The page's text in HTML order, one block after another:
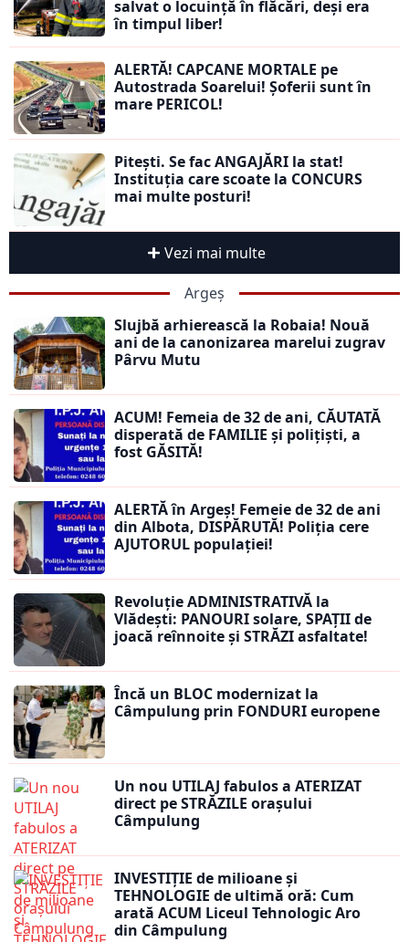
salvat o locuință în flăcări, deși era
în timpul liber!
ALERTĂ! CAPCANE MORTALE pe
Autostrada Soarelui! Șoferii sunt în
mare PERICOL!
Pitești. Se fac ANGAJĂRI la stat!
Instituția care scoate la CONCURS
mai multe posturi!
Vezi mai multe
Argeș
Slujbă arhierească la Robaia! Nouă
ani de la canonizarea marelui zugrav
Pârvu Mutu
ACUM! Femeia de 32 de ani, CĂUTATĂ
disperată de FAMILIE și polițiști, a
fost GĂSITĂ!
ALERTĂ în Argeș! Femeie de 32 de ani
din Albota, DISPĂRUTĂ! Poliția cere
AJUTORUL populației!
Revoluție ADMINISTRATIVĂ la
Vlădești: PANOURI solare, SPAȚII de
joacă reînnoite și STRĂZI asfaltate!
Încă un BLOC modernizat la
Câmpulung prin FONDURI europene
Un nou UTILAJ fabulos a ATERIZAT
direct pe STRĂZILE orașului
Câmpulung
INVESTIȚIE de milioane și
TEHNOLOGIE de ultimă oră: Cum
arată ACUM Liceul Tehnologic Aro
din Câmpulung